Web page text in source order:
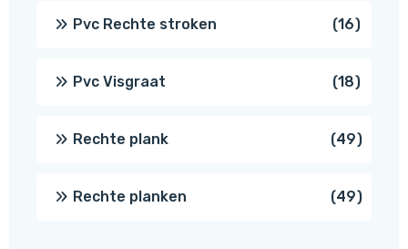
Pvc Rechte stroken 1616
Pvc Visgraat 1818
Rechte plank 4949
Rechte planken 4949